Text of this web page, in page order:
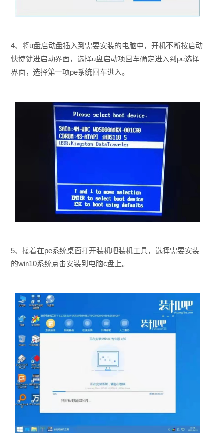
4、将u盘启动盘插入到需要安装的电脑中，开机不断按启动
快捷键进启动界面，选择u盘启动项回车确定进入到pe选择
界面，选择第一项pe系统回车进入。
5、接着在pe系统桌面打开装机吧装机工具，选择需要安装
的win10系统点击安装到电脑c盘上。